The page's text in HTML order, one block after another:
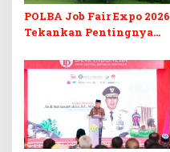
POLBA Job Fair Expo 2026
Tekankan Pentingnya
Digital